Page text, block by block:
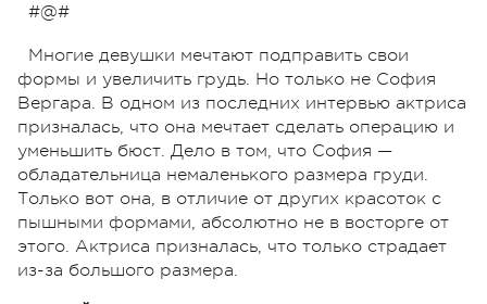
#@#
Многие девушки мечтают подправить свои
формы и увеличить грудь. Но только не София
Вергара. В одном из последних интервью актриса
призналась, что она мечтает сделать операцию и
уменьшить бюст. Дело в том, что София —
обладательница немаленького размера груди.
Только вот она, в отличие от других красоток с
пышными формами, абсолютно не в восторге от
этого. Актриса призналась, что только страдает
из-за большого размера.